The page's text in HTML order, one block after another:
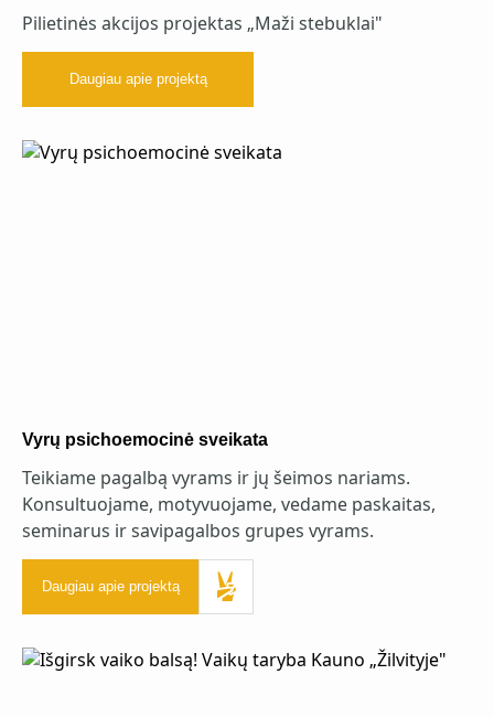
Pilietinės akcijos projektas „Maži stebuklai"
Daugiau apie projektą
Vyrų psichoemocinė sveikata
Teikiame pagalbą vyrams ir jų šeimos nariams.
Konsultuojame, motyvuojame, vedame paskaitas,
seminarus ir savipagalbos grupes vyrams.
Daugiau apie projektą